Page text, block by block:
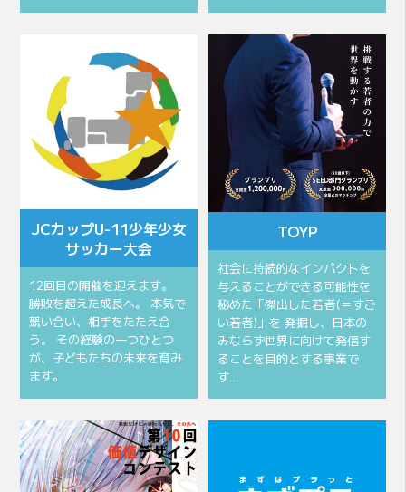
JCカップU-11少年少女
サッカー大会
12回目の開催を迎えます。
勝敗を超えた成長へ。 本気で
競い合い、相手をたたえ合
う。 その経験の一つひとつ
が、子どもたちの未来を育み
ます。
TOYP
社会に持続的なインパクトを
与えることができる可能性を
秘めた「傑出した若者(＝すご
い若者)」を 発掘し、日本の
みならず世界に向けて発信す
ることを目的とする事業で
す…